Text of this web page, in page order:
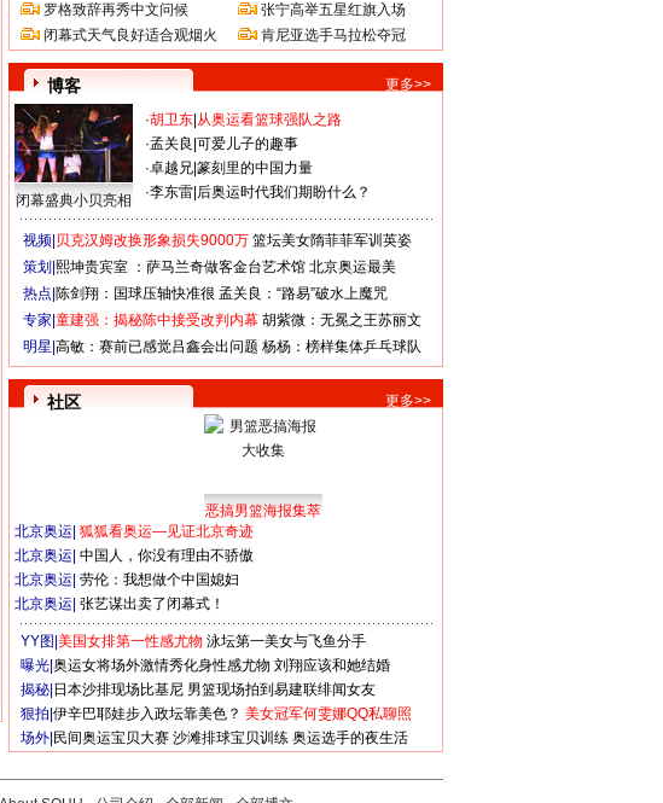
罗格致辞再秀中文问候
闭幕式天气良好适合观烟火
张宁高举五星红旗入场
肯尼亚选手马拉松夺冠
博客 更多>>
闭幕盛典小贝亮相
·胡卫东 从奥运看篮球强队之路
·孟关良 可爱儿子的趣事
·卓越兄 篆刻里的中国力量
·李东雷 后奥运时代我们期盼什么？
视频| 贝克汉姆改换形象损失9000万 篮坛美女隋菲菲军训英姿
策划| 熙坤贵宾室 ：萨马兰奇做客金台艺术馆 北京奥运最美
热点| 陈剑翔：国球压轴快准很 孟关良：“路易”破水上魔咒
专家| 童建强：揭秘陈中接受改判内幕 胡紫微：无冕之王苏丽文
明星| 高敏：赛前已感觉吕鑫会出问题 杨杨：榜样集体乒乓球队
社区 更多>>
恶搞男篮海报集萃
北京奥运 狐狐看奥运—见证北京奇迹
北京奥运 中国人，你没有理由不骄傲
北京奥运 劳伦：我想做个中国媳妇
北京奥运 张艺谋出卖了闭幕式！
YY图| 美国女排第一性感尤物 泳坛第一美女与飞鱼分手
曝光| 奥运女将场外激情秀化身性感尤物 刘翔应该和她结婚
揭秘| 日本沙排现场比基尼 男篮现场拍到易建联绯闻女友
狠拍| 伊辛巴耶娃步入政坛靠美色？ 美女冠军何雯娜QQ私聊照
场外| 民间奥运宝贝大赛 沙滩排球宝贝训练 奥运选手的夜生活